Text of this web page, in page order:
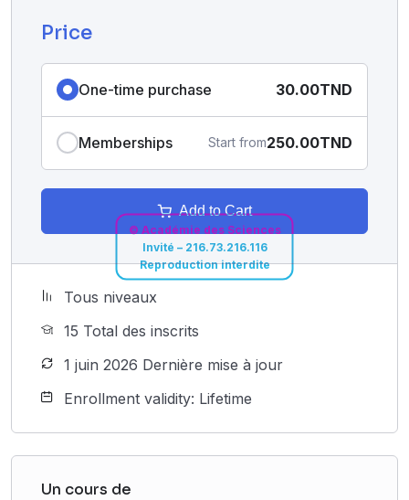
Price
One-time purchase 30.00TND
Memberships Start from250.00TND
Add to Cart
Tous niveaux
15 Total des inscrits
1 juin 2026 Dernière mise à jour
Enrollment validity: Lifetime
Un cours de
© Académie des Sciences
Invité – 216.73.216.116
Reproduction interdite